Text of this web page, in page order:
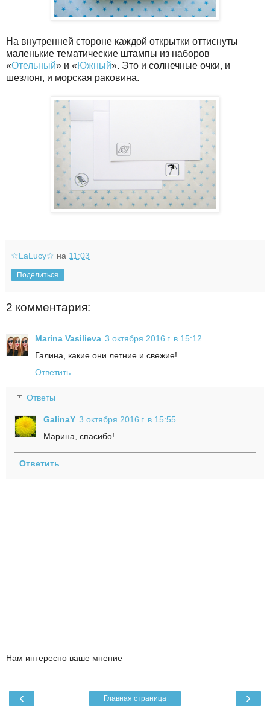
На внутренней стороне каждой открытки оттиснуты
маленькие тематические штампы из наборов
«Отельный» и «Южный». Это и солнечные очки, и
шезлонг, и морская раковина.
☆LaLucy☆ на 11:03
Поделиться
2 комментария:
Marina Vasilieva 3 октября 2016 г. в 15:12
Галина, какие они летние и свежие!
Ответить
Ответы
GalinaY 3 октября 2016 г. в 15:55
Марина, спасибо!
Ответить
Нам интересно ваше мнение
‹ ›
Главная страница